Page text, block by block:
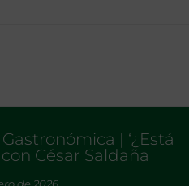
| ‘¿Está
César Saldaña
de 2026